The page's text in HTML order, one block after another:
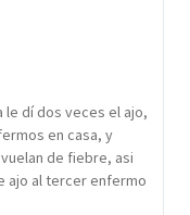
le dí dos veces el ajo,
en casa, y
de fiebre, asi
ajo al tercer enfermo